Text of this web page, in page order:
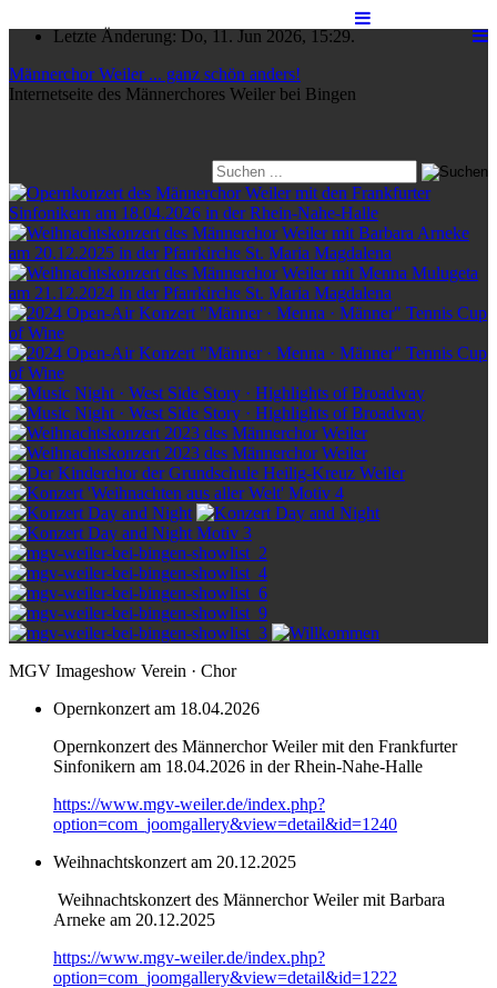
Letzte Änderung: Do, 11. Jun 2026, 15:29.
Männerchor Weiler ... ganz schön anders!
Internetseite des Männerchores Weiler bei Bingen
MGV Imageshow Verein · Chor
Opernkonzert am 18.04.2026
Opernkonzert des Männerchor Weiler mit den Frankfurter
Sinfonikern am 18.04.2026 in der Rhein-Nahe-Halle
https://www.mgv-weiler.de/index.php?
option=com_joomgallery&view=detail&id=1240
Weihnachtskonzert am 20.12.2025
Weihnachtskonzert des Männerchor Weiler mit Barbara
Arneke am 20.12.2025
https://www.mgv-weiler.de/index.php?
option=com_joomgallery&view=detail&id=1222